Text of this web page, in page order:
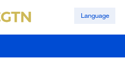
Language